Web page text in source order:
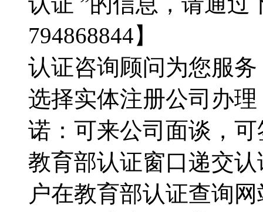
794868844】
认证咨询顾问为您服务
选择实体注册公司办
诺：可来公司面谈，
教育部认证窗口递交认
户在教育部认证查询